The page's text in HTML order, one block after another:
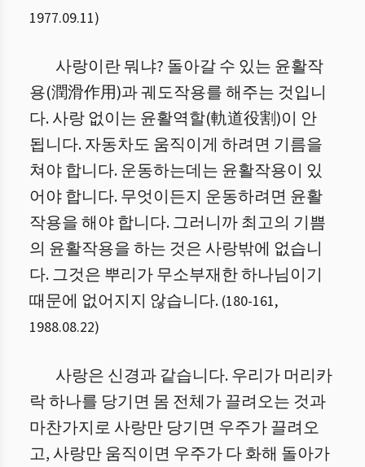
1977.09.11)
사랑이란 뭐냐? 돌아갈 수 있는 윤활작
용(潤滑作用)과 궤도작용를 해주는 것입니
다. 사랑 없이는 윤활역할(軌道役割)이 안
됩니다.자동차도 움직이게 하려면 기름을
쳐야 합니다. 운동하는데는 윤활작용이 있
어야 합니다. 무엇이든지 운동하려면 윤활
작용을 해야 합니다. 그러니까 최고의 기쁨
의 윤활작용을 하는 것은 사랑밖에 없습니
다. 그것은 뿌리가 무소부재한 하나님이기
때문에 없어지지 않습니다. (180-161,
1988.08.22)
사랑은 신경과 같습니다. 우리가 머리카
락 하나를 당기면 몸 전체가 끌려오는 것과
마찬가지로 사랑만 당기면 우주가 끌려오
고, 사랑만 움직이면 우주가 다 화해 돌아가